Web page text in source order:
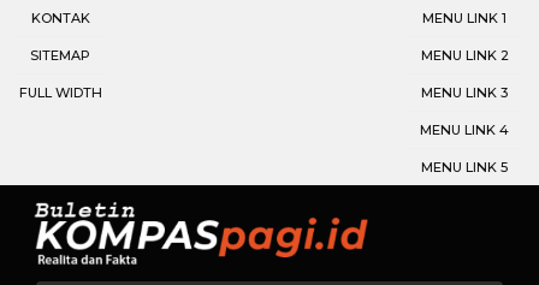
KONTAK
SITEMAP
FULL WIDTH
MENU LINK 1
MENU LINK 2
MENU LINK 3
MENU LINK 4
MENU LINK 5